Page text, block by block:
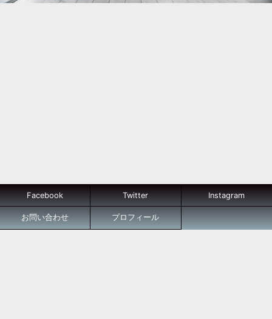
Facebook Twitter Instagram
お問い合わせ プロフィール